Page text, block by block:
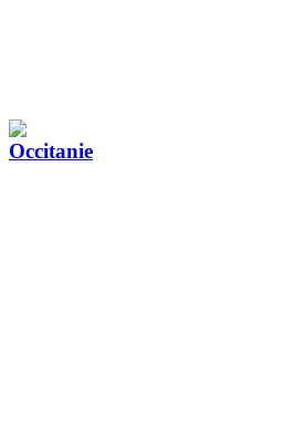
Occitanie